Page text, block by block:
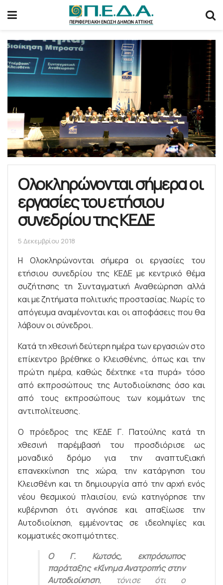
Ολοκληρώνονται σήμερα οι
εργασίες του ετήσιου
συνεδρίου της ΚΕΔΕ
5 Δεκεμβρίου 2018
Η Ολοκληρώνονται σήμερα οι εργασίες του
ετήσιου συνεδρίου της ΚΕΔΕ με κεντρικό θέμα
συζήτησης τη Συνταγματική Αναθεώρηση αλλά
και με ζητήματα πολιτικής προστασίας. Νωρίς το
απόγευμα αναμένονται και οι αποφάσεις που θα
λάβουν οι σύνεδροι.
Κατά τη χθεσινή δεύτερη ημέρα των εργασιών στο
επίκεντρο βρέθηκε ο Κλεισθένης, όπως και την
πρώτη ημέρα, καθώς δέχτηκε «τα πυρά» τόσο
από εκπροσώπους της Αυτοδιοίκησης όσο και
από τους εκπροσώπους των κομμάτων της
αντιπολίτευσης.
Ο πρόεδρος της ΚΕΔΕ Γ. Πατούλης κατά τη
χθεσινή παρέμβασή του προσδιόρισε ως
μοναδικό δρόμο για την αναπτυξιακή
επανεκκίνηση της χώρα, την κατάργηση του
Κλεισθένη και τη δημιουργία από την αρχή ενός
νέου θεσμικού πλαισίου, ενώ κατηγόρησε την
κυβέρνηση ότι αγνόησε και απαξίωσε την
Αυτοδιοίκηση, εμμένοντας σε ιδεοληψίες και
κομματικές σκοπιμότητες.
Ο Γ. Κωτσός, εκπρόσωπος
παράταξης «Κίνημα Ανατροπής στην
Αυτοδιοίκηση, τόνισε ότι ο